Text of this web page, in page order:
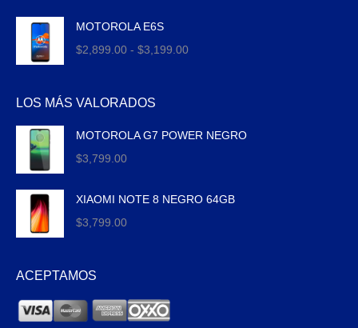
MOTOROLA E6S
$2,899.00 - $3,199.00Rango
LOS MÁS VALORADOS
MOTOROLA G7 POWER NEGRO
$3,799.00
XIAOMI NOTE 8 NEGRO 64GB
$3,799.00
ACEPTAMOS